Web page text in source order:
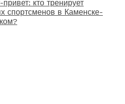
привет: кто тренирует
спортсменов в Каменске-